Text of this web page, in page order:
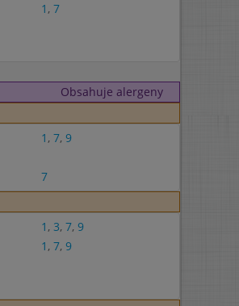
1 , 7
Obsahuje alergeny
1 , 7, 9
7
1 , 3, 7, 9
1 , 7, 9